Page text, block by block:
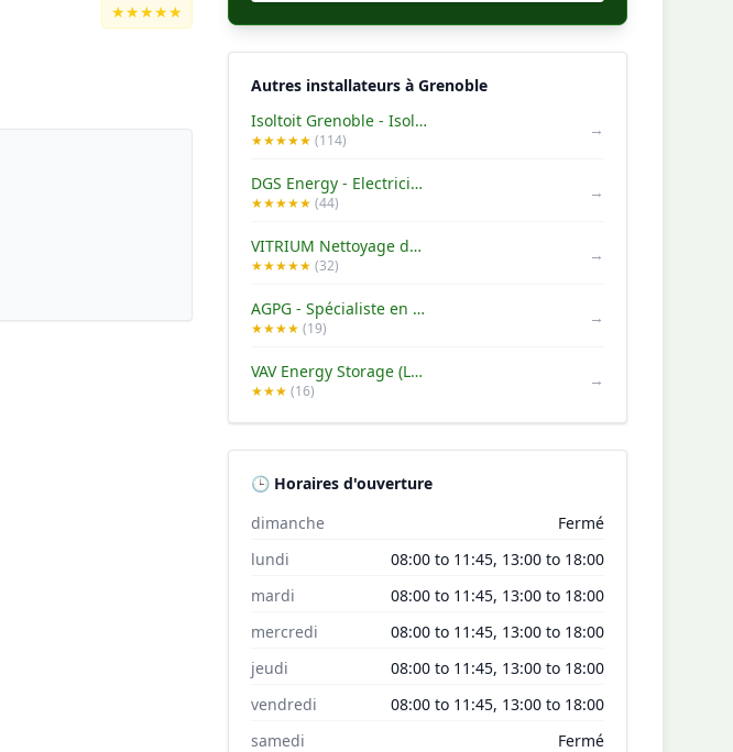
★★★★★
Autres installateurs à Grenoble
Isoltoit Grenoble - Isolation Combles - Panneaux Photovoltaïques
★★★★★(114)
→
DGS Energy - Electricien Grenoble
★★★★★(44)
→
VITRIUM Nettoyage de vitres toute hauteur
★★★★★(32)
→
AGPG - Spécialiste en énergie renouvelable à Grenoble
★★★★(19)
→
VAV Energy Storage (Lancey Energy Storage)
★★★(16)
→
🕒 Horaires d'ouverture
dimanche
Fermé
lundi
08:00 to 11:45, 13:00 to 18:00
mardi
08:00 to 11:45, 13:00 to 18:00
mercredi
08:00 to 11:45, 13:00 to 18:00
jeudi
08:00 to 11:45, 13:00 to 18:00
vendredi
08:00 to 11:45, 13:00 to 18:00
samedi
Fermé